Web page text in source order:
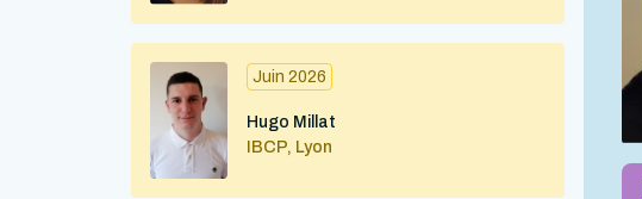
Juin 2026
Hugo Millat
IBCP, Lyon